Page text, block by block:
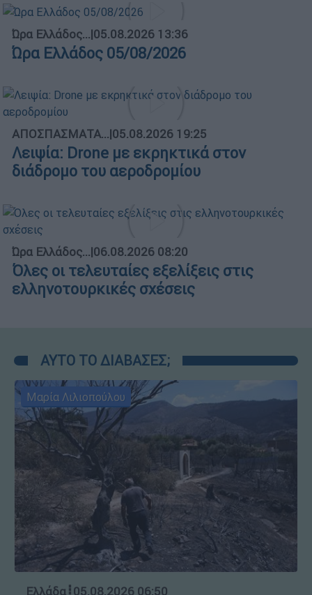
Ώρα Ελλάδος...|05.08.2026 13:36
Ώρα Ελλάδος 05/08/2026
ΑΠΟΣΠΑΣΜΑΤΑ...|05.08.2026 19:25
Λειψία: Drone με εκρηκτικά στον
διάδρομο του αεροδρομίου
Ώρα Ελλάδος...|06.08.2026 08:20
Όλες οι τελευταίες εξελίξεις στις
ελληνοτουρκικές σχέσεις
ΑΥΤΟ ΤΟ ΔΙΑΒΑΣΕΣ;
Μαρία Λιλιοπούλου
Ελλάδα┋05.08.2026 06:50